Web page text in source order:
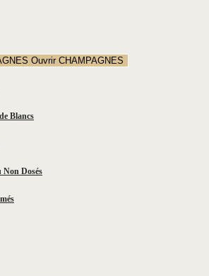
Ouvrir CHAMPAGNES
Blancs
Non Dosés